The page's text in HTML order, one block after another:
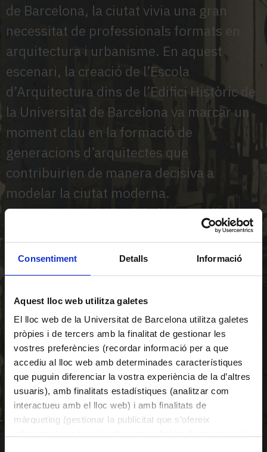
Consentiment Detalls Informació
Aquest lloc web utilitza galetes
El lloc web de la Universitat de Barcelona utilitza galetes
pròpies i de tercers amb la finalitat de gestionar les
vostres preferències (recordar informació per a que
accediu al lloc web amb determinades característiques
que puguin diferenciar la vostra experiència de la d’altres
usuaris), amb finalitats estadístiques (analitzar com
interactueu amb el lloc web) i amb finalitats de
màrqueting (gestionar la publicitat que s’ofereix
de Barcelona, la ciutat vivia una gran
necessitat de professionals formats en
arquitectura i urbanisme. En aquest
escenari, la creació de l’Escola
d’Arquitectura dins de l’Edifici Històric de
la Universitat de Barcelona va marcar un
moment clau en la formació de
generacions d’arquitectes que
contribuirien de manera decisiva a
modelar la ciutat moderna.
Aquesta exposició reivindica aquell
període fundacional i el vincle entre la
Universitat de Barcelona i els
ensenyaments de l’arquitectura.
Situada al cor del coneixement i la
recerca, la Universitat de Barcelona va
acollir els primers estudis oficials
d’arquitectura en un entorn compartit
amb altres disciplines, fet que afavoria
una visió humanista i transversal del fet
arquitectònic. D’aquella etapa inicial, en
van formar part figures cabdals com Lluís